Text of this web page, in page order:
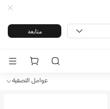
متابعة
عوامل التصفية